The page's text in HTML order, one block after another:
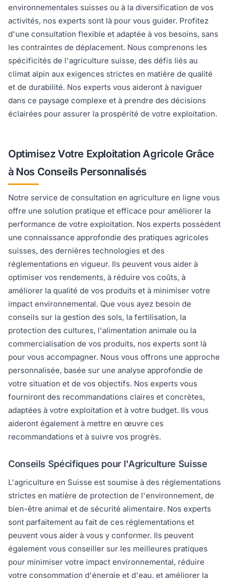
environnementales suisses ou à la diversification de vos
activités, nos experts sont là pour vous guider. Profitez
d'une consultation flexible et adaptée à vos besoins, sans
les contraintes de déplacement. Nous comprenons les
spécificités de l'agriculture suisse, des défis liés au
climat alpin aux exigences strictes en matière de qualité
et de durabilité. Nos experts vous aideront à naviguer
dans ce paysage complexe et à prendre des décisions
éclairées pour assurer la prospérité de votre exploitation.
Optimisez Votre Exploitation Agricole Grâce
à Nos Conseils Personnalisés
Notre service de consultation en agriculture en ligne vous
offre une solution pratique et efficace pour améliorer la
performance de votre exploitation. Nos experts possèdent
une connaissance approfondie des pratiques agricoles
suisses, des dernières technologies et des
réglementations en vigueur. Ils peuvent vous aider à
optimiser vos rendements, à réduire vos coûts, à
améliorer la qualité de vos produits et à minimiser votre
impact environnemental. Que vous ayez besoin de
conseils sur la gestion des sols, la fertilisation, la
protection des cultures, l'alimentation animale ou la
commercialisation de vos produits, nos experts sont là
pour vous accompagner. Nous vous offrons une approche
personnalisée, basée sur une analyse approfondie de
votre situation et de vos objectifs. Nos experts vous
fourniront des recommandations claires et concrètes,
adaptées à votre exploitation et à votre budget. Ils vous
aideront également à mettre en œuvre ces
recommandations et à suivre vos progrès.
Conseils Spécifiques pour l'Agriculture Suisse
L'agriculture en Suisse est soumise à des réglementations
strictes en matière de protection de l'environnement, de
bien-être animal et de sécurité alimentaire. Nos experts
sont parfaitement au fait de ces réglementations et
peuvent vous aider à vous y conformer. Ils peuvent
également vous conseiller sur les meilleures pratiques
pour minimiser votre impact environnemental, réduire
votre consommation d'énergie et d'eau, et améliorer la